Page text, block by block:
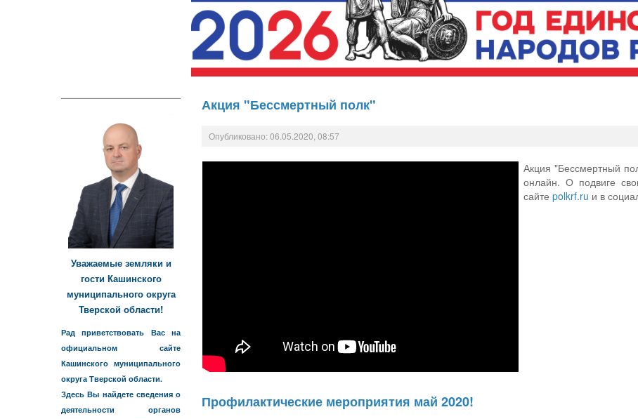
Уважаемые земляки и
гости Кашинского
муниципального округа
Тверской области!
Рад приветствовать Вас на
официальном сайте
Кашинского муниципального
округа Тверской области.
Здесь Вы найдете сведения о
деятельности органов
Акция "Бессмертный полк"
Опубликовано: 06.05.2020, 08:57
Акция "Бессмертный
онлайн. О подвиге
сайте polkrf.ru и в
Профилактические мероприятия май 2020!